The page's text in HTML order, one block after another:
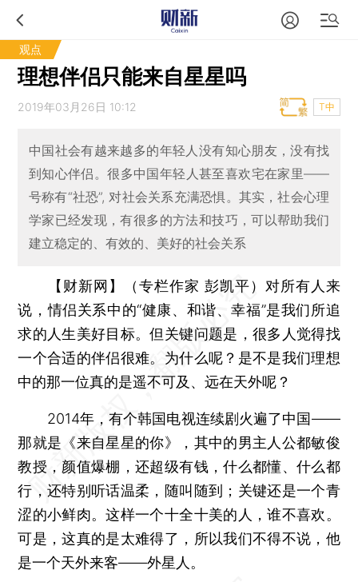
观点
理想伴侣只能来自星星吗
2019年03月26日 10:12 T中
中国社会有越来越多的年轻人没有知心朋友，没有找
到知心伴侣。很多中国年轻人甚至喜欢宅在家里——
号称有“社恐”, 对社会关系充满恐惧。其实，社会心理
学家已经发现，有很多的方法和技巧，可以帮助我们
建立稳定的、有效的、美好的社会关系
【财新网】（专栏作家 彭凯平） 对所有人来
说，情侣关系中的“健康、和谐、幸福”是我们所追
求的人生美好目标。但关键问题是，很多人觉得找
一个合适的伴侣很难。为什么呢？是不是我们理想
中的那一位真的是遥不可及、远在天外呢？
2014年，有个韩国电视连续剧火遍了中国——
那就是《来自星星的你》，其中的男主人公都敏俊
教授，颜值爆棚，还超级有钱，什么都懂、什么都
行，还特别听话温柔，随叫随到；关键还是一个青
涩的小鲜肉。这样一个十全十美的人，谁不喜欢。
可是，这真的是太难得了，所以我们不得不说，他
是一个天外来客——外星人。